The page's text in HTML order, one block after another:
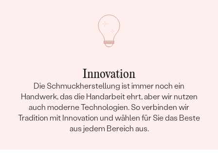
Innovation
Die Schmuckherstellung ist immer noch ein
Handwerk, das die Handarbeit ehrt, aber wir nutzen
auch moderne Technologien. So verbinden wir
Tradition mit Innovation und wählen für Sie das Beste
aus jedem Bereich aus.